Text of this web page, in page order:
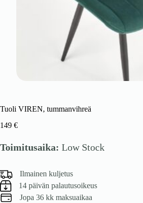
Tuoli VIREN, tummanvihreä
149 €
Toimitusaika: Low Stock
Ilmainen kuljetus
14 päivän palautusoikeus
Jopa 36 kk maksuaikaa